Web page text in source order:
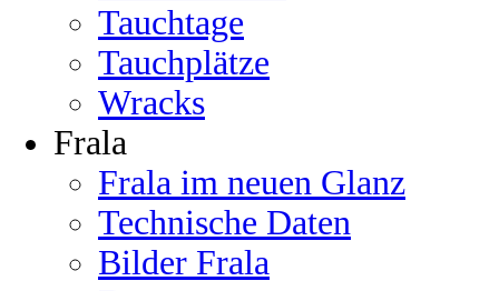
Tauchtage
Tauchplätze
Wracks
Frala
Frala im neuen Glanz
Technische Daten
Bilder Frala